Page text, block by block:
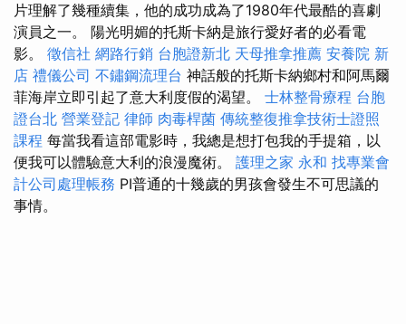
片理解了幾種續集，他的成功成為了1980年代最酷的喜劇
演員之一。 陽光明媚的托斯卡納是旅行愛好者的必看電
影。 徵信社 網路行銷 台胞證新北 天母推拿推薦 安養院 新
店 禮儀公司 不鏽鋼流理台 神話般的托斯卡納鄉村和阿馬爾
菲海岸立即引起了意大利度假的渴望。 士林整骨療程 台胞
證台北 營業登記 律師 肉毒桿菌 傳統整復推拿技術士證照
課程 每當我看這部電影時，我總是想打包我的手提箱，以
便我可以體驗意大利的浪漫魔術。 護理之家 永和 找專業會
計公司處理帳務 PI普通的十幾歲的男孩會發生不可思議的
事情。